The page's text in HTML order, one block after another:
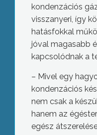
kondenzációs
visszanyeri, így
hatásfokkal
jóval magasabb
kapcsolódnak a
– Mivel egy
kondenzációs
nem csak a
hanem az
egész